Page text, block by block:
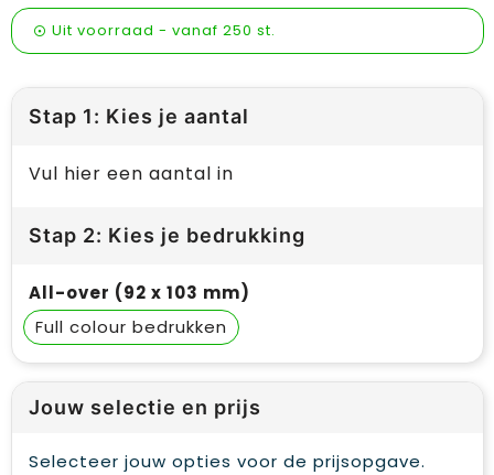
Uit voorraad - vanaf 250 st.
Stap 1: Kies je aantal
Vul hier een aantal in
Stap 2: Kies je bedrukking
All-over (92 x 103 mm)
Full colour
Jouw selectie en prijs
Selecteer jouw opties voor de prijsopgave.